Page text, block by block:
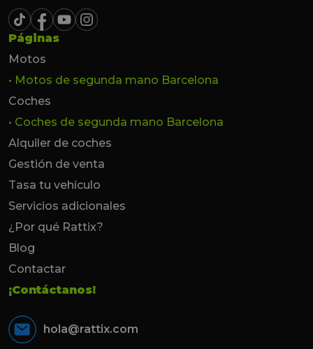
Páginas
Motos
• Motos de segunda mano Barcelona
Coches
• Coches de segunda mano Barcelona
Alquiler de coches
Gestión de venta
Tasa tu vehículo
Servicios adicionales
¿Por qué Rattix?
Blog
Contactar
¡Contáctanos!
hola@rattix.com